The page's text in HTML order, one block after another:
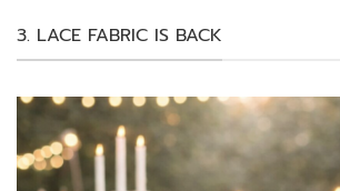
3. LACE FABRIC IS BACK